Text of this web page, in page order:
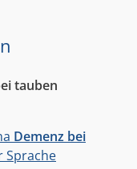
tauben
Demenz bei
Sprache